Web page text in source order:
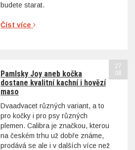
budete starat.
Číst více
Pamlsky Joy aneb kočka
dostane kvalitní kachní i hovězí
maso
Dvaadvacet různých variant, a to
pro kočky i pro psy různých
plemen. Calibra je značkou, kterou
na českém trhu už dobře známe,
prodává se ale i v dalších více než
27
08